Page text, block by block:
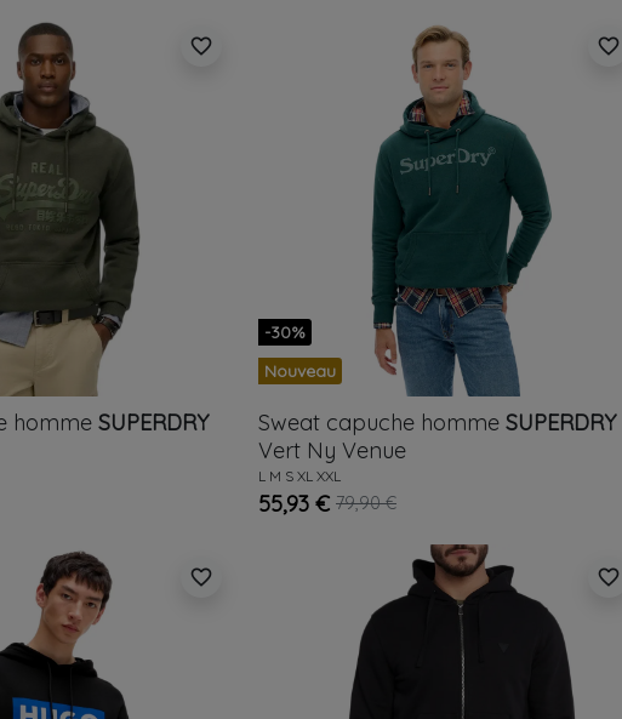
favorite_border
homme SUPERDRY
favorite_border
-30%
Nouveau
Sweat capuche homme SUPERDRY
Vert Ny Venue
L M S XL XXL
55,93 € 79,90 €
favorite_border favorite_border